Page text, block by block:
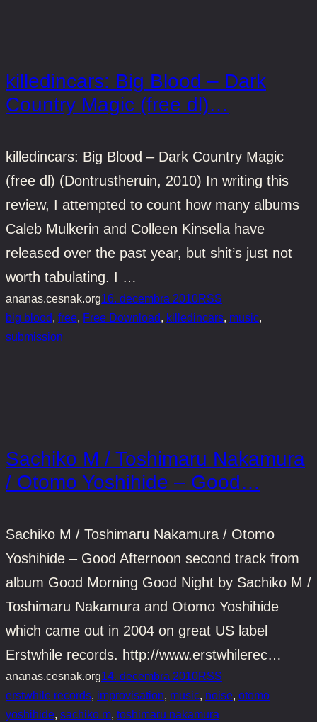
killedincars: Big Blood – Dark
Country Magic (free dl)…
killedincars: Big Blood – Dark Country Magic
(free dl) (Dontrustheruin, 2010) In writing this
review, I attempted to count how many albums
Caleb Mulkerin and Colleen Kinsella have
released over the past year, but shit’s just not
worth tabulating. I …
ananas.cesnak.org16. decembra 2010RSS
big blood, free, Free Download, killedincars, music
submission
Sachiko M / Toshimaru Nakamura
/ Otomo Yoshihide – Good…
Sachiko M / Toshimaru Nakamura / Otomo
Yoshihide – Good Afternoon second track from
album Good Morning Good Night by Sachiko M /
Toshimaru Nakamura and Otomo Yoshihide
which came out in 2004 on great US label
Erstwhile records. http://www.erstwhilerec…
ananas.cesnak.org14. decembra 2010RSS
erstwhile records, improvisation, music, noise, otomo
yoshihide, sachiko m, toshimaru nakamura